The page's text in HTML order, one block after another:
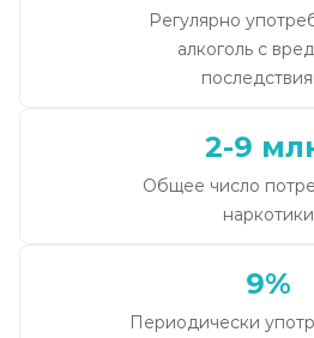
Регулярно
алкоголь с
2-9
Общее число
наркотики
9%
Периодически